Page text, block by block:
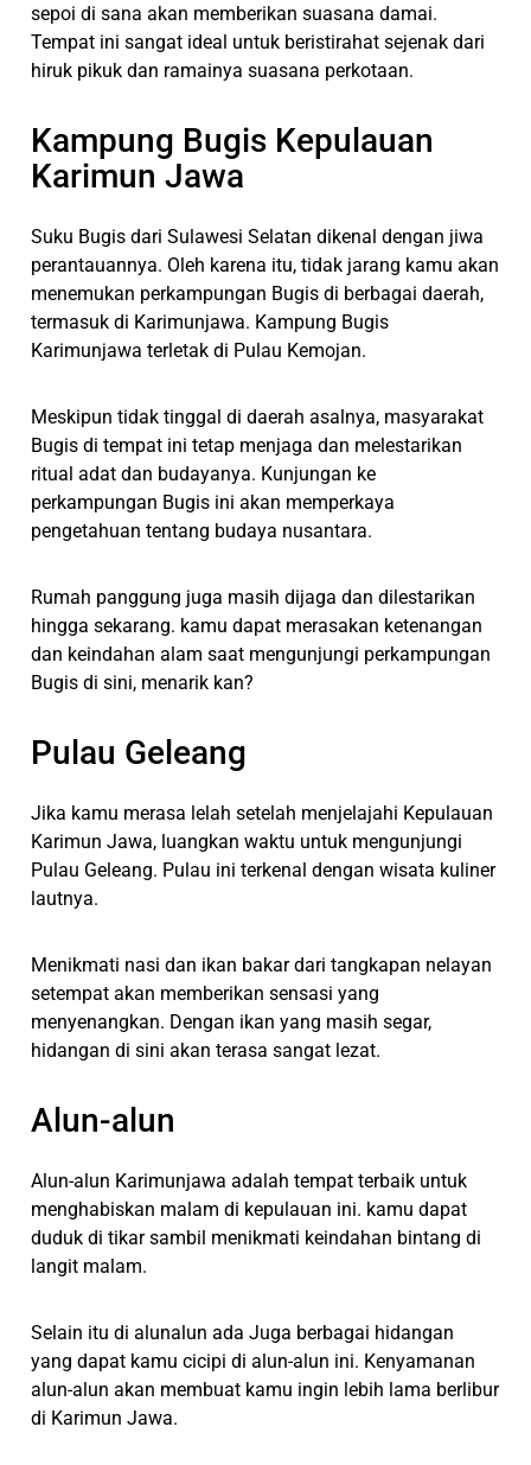
sepoi di sana akan memberikan suasana damai.
Tempat ini sangat ideal untuk beristirahat sejenak dari
hiruk pikuk dan ramainya suasana perkotaan.
Kampung Bugis Kepulauan
Karimun Jawa
Suku Bugis dari Sulawesi Selatan dikenal dengan jiwa
perantauannya. Oleh karena itu, tidak jarang kamu akan
menemukan perkampungan Bugis di berbagai daerah,
termasuk di Karimunjawa. Kampung Bugis
Karimunjawa terletak di Pulau Kemojan.
Meskipun tidak tinggal di daerah asalnya, masyarakat
Bugis di tempat ini tetap menjaga dan melestarikan
ritual adat dan budayanya. Kunjungan ke
perkampungan Bugis ini akan memperkaya
pengetahuan tentang budaya nusantara.
Rumah panggung juga masih dijaga dan dilestarikan
hingga sekarang. kamu dapat merasakan ketenangan
dan keindahan alam saat mengunjungi perkampungan
Bugis di sini, menarik kan?
Pulau Geleang
Jika kamu merasa lelah setelah menjelajahi Kepulauan
Karimun Jawa, luangkan waktu untuk mengunjungi
Pulau Geleang. Pulau ini terkenal dengan wisata kuliner
lautnya.
Menikmati nasi dan ikan bakar dari tangkapan nelayan
setempat akan memberikan sensasi yang
menyenangkan. Dengan ikan yang masih segar,
hidangan di sini akan terasa sangat lezat.
Alun-alun
Alun-alun Karimunjawa adalah tempat terbaik untuk
menghabiskan malam di kepulauan ini. kamu dapat
duduk di tikar sambil menikmati keindahan bintang di
langit malam.
Selain itu di alunalun ada Juga berbagai hidangan
yang dapat kamu cicipi di alun-alun ini. Kenyamanan
alun-alun akan membuat kamu ingin lebih lama berlibur
di Karimun Jawa.